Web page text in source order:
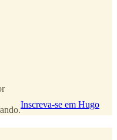
Inscreva-se em Hugo